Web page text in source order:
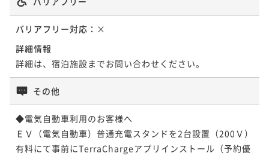
バリアフリー対応： ×
詳細情報
詳細は、宿泊施設までお問い合わせください。
その他
◆電気自動車利用のお客様へ
ＥＶ（電気自動車）普通充電スタンドを2台設置（200Ｖ）
有料にて事前にTerraChargeアプリインストール（予約優